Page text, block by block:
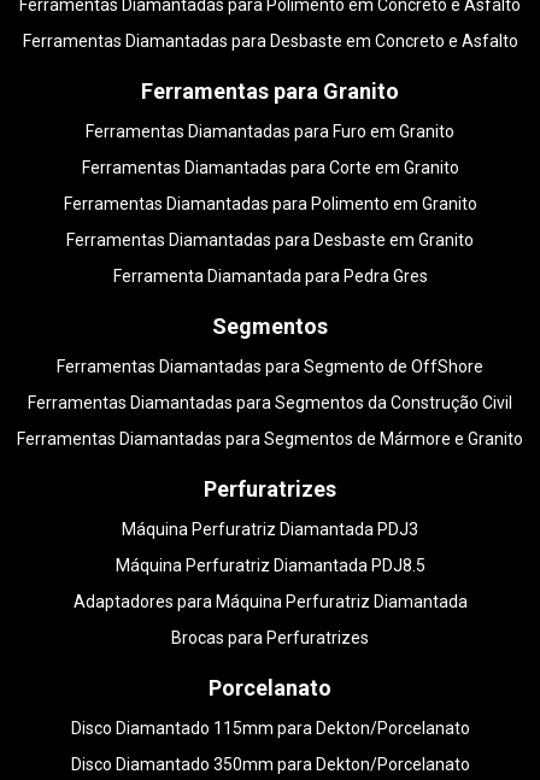
Ferramentas Diamantadas para Polimento em Concreto e Asfalto
Ferramentas Diamantadas para Desbaste em Concreto e Asfalto
Ferramentas para Granito
Ferramentas Diamantadas para Furo em Granito
Ferramentas Diamantadas para Corte em Granito
Ferramentas Diamantadas para Polimento em Granito
Ferramentas Diamantadas para Desbaste em Granito
Ferramenta Diamantada para Pedra Gres
Segmentos
Ferramentas Diamantadas para Segmento de OffShore
Ferramentas Diamantadas para Segmentos da Construção Civil
Ferramentas Diamantadas para Segmentos de Mármore e Granito
Perfuratrizes
Máquina Perfuratriz Diamantada PDJ3
Máquina Perfuratriz Diamantada PDJ8.5
Adaptadores para Máquina Perfuratriz Diamantada
Brocas para Perfuratrizes
Porcelanato
Disco Diamantado 115mm para Dekton/Porcelanato
Disco Diamantado 350mm para Dekton/Porcelanato